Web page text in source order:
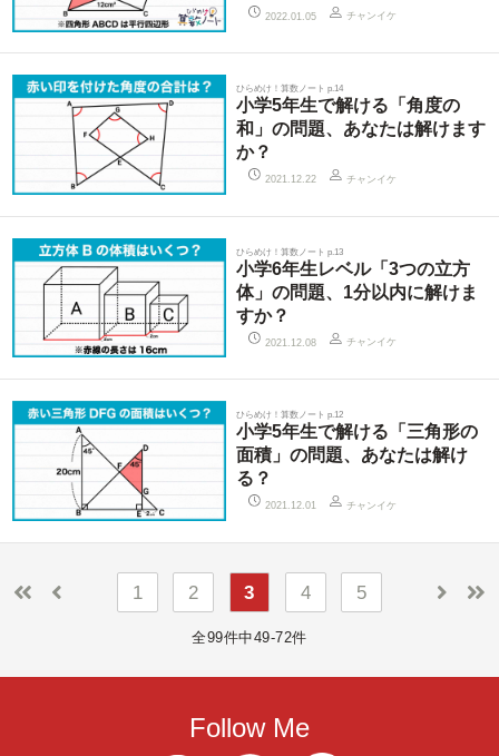
2022.01.05 チャンイケ
ひらめけ！算数ノート p.14
小学5年生で解ける「角度の
和」の問題、あなたは解けます
か？
2021.12.22 チャンイケ
ひらめけ！算数ノート p.13
小学6年生レベル「3つの立方
体」の問題、1分以内に解けま
すか？
2021.12.08 チャンイケ
ひらめけ！算数ノート p.12
小学5年生で解ける「三角形の
面積」の問題、あなたは解け
る？
2021.12.01 チャンイケ
1 2 3 4 5
全99件中49-72件
Follow Me